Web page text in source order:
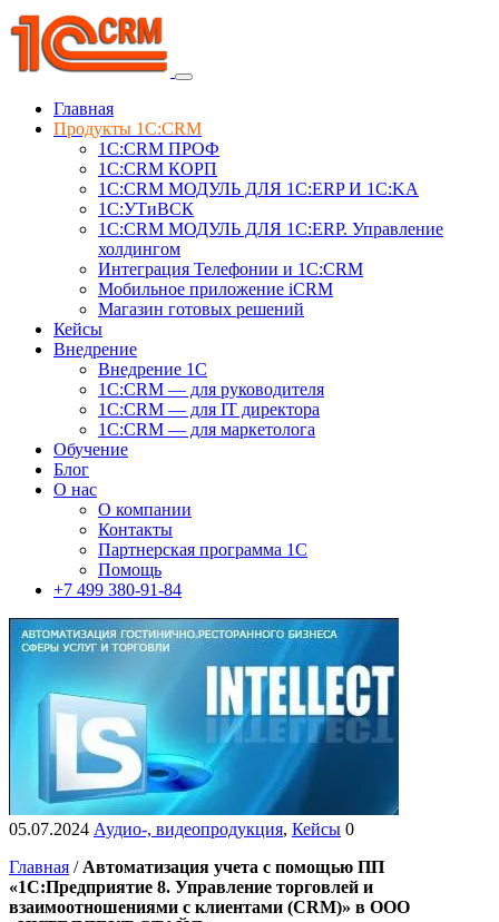
Главная
Продукты 1C:CRM
1С:CRM ПРОФ
1С:CRM КОРП
1С:CRM МОДУЛЬ ДЛЯ 1C:ERP И 1C:KA
1C:УТиВСК
1С:CRM МОДУЛЬ ДЛЯ 1C:ERP. Управление
холдингом
Интеграция Телефонии и 1C:CRM
Мобильное приложение iCRM
Магазин готовых решений
Кейсы
Внедрение
Внедрение 1C
1С:CRM — для руководителя
1С:CRM — для IT директора
1С:CRM — для маркетолога
Обучение
Блог
О нас
О компании
Контакты
Партнерская программа 1С
Помощь
+7 499 380-91-84
05.07.2024 Аудио-, видеопродукция, Кейсы 0
Главная / Автоматизация учета с помощью ПП
«1С:Предприятие 8. Управление торговлей и
взаимоотношениями с клиентами (CRM)» в ООО